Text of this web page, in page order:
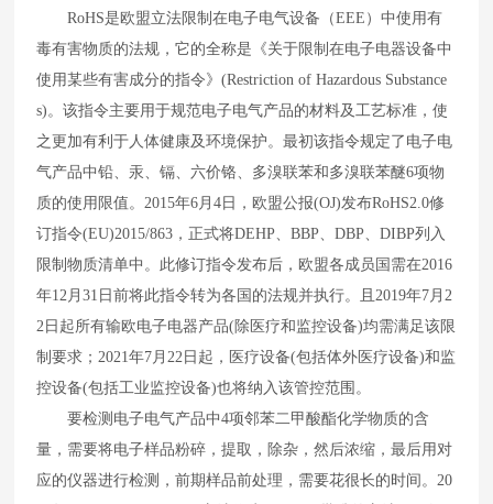
RoHS是欧盟立法限制在电子电气设备（EEE ）中使用有
毒有害物质的法规，它的全称是《关于限制在电子电器设备中
使用某些有害成分的指令》(Restriction of Hazardous Substance
s) 。该指令主要用于规范电子电气产品的材料及工艺标准，使
之更加有利于人体健康及环境保护。最初该指令规定了电子电
气产品中铅、汞、镉、六价铬、多溴联苯和多溴联苯醚6项物
质的使用限值。 2015年6 月4日，欧盟公报(OJ)发布RoHS2.0修
订指令(EU)2015/863 ，正式将DEHP 、BBP 、DBP 、DIBP列入
限制物质清单中。此修订指令发布后，欧盟各成员国需在2016
年12 月31 日前将此指令转为各国的法规并执行。且 2019年7 月 2
2 日起所有输欧电子电器产品( 除医疗和监控设备)均需满足该限
制要求； 2021年7 月 22 日起，医疗设备(包括体外医疗设备)和监
控设备(包括工业监控设备)也将纳入该管控范围。
要检测电子电气产品中4项邻苯二甲酸酯化学物质的含
量，需要将电子样品粉碎，提取，除杂，然后浓缩，最后用对
应的仪器进行检测，前期样品前处理，需要花很长的时间。 20